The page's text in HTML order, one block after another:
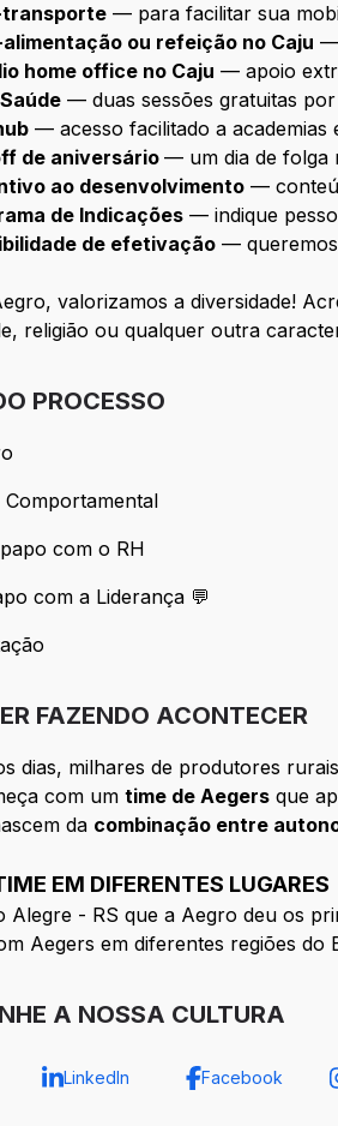
transporte — para facilitar sua
ou refeição no Caju —
home office no Caju — apoio
— duas sessões gratuitas
— acesso facilitado a academias
de aniversário— um dia de folga
ao desenvolvimento —
de Indicações — indique
de efetivação —
valorizamos a diversidade!
religião ou qualquer outra
PROCESSO
Comportamental
Comportamental
papo com o RH
com o RH
papo com a Liderança 💬
com a Liderança 💬
FAZENDO ACONTECER
dias, milhares de produtores
com umtime de Aegers que
da combinação entre
EM DIFERENTES LUGARES
Alegre - RS que a Aegro deu os
Aegers em diferentes regiões do
A NOSSA CULTURA
LinkedIn Facebook